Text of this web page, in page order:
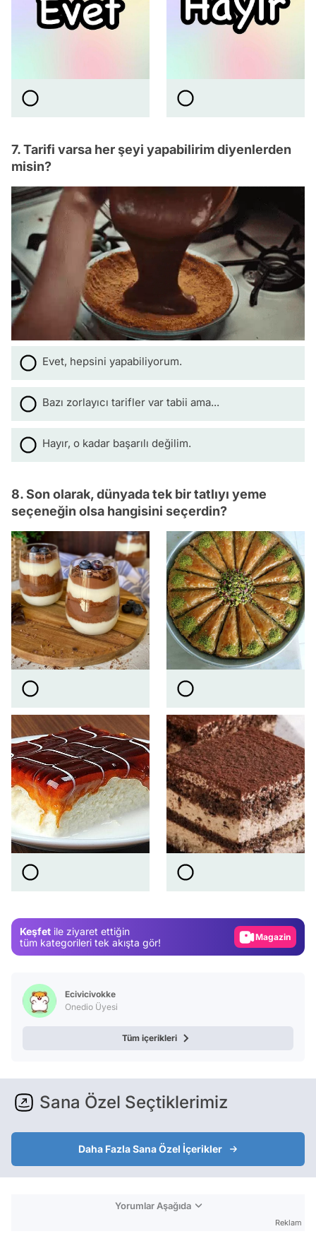
7. Tarifi varsa her şeyi yapabilirim diyenlerden
misin?
Evet, hepsini yapabiliyorum.
Bazı zorlayıcı tarifler var tabii ama...
Hayır, o kadar başarılı değilim.
8. Son olarak, dünyada tek bir tatlıyı yeme
seçeneğin olsa hangisini seçerdin?
Keşfet ile ziyaret ettiğin
tüm kategorileri tek akışta gör!
Test
Magazin
Ecivicivokke
Onedio Üyesi
Tüm içerikleri
Sana Özel Seçtiklerimiz
Daha Fazla Sana Özel İçerikler
Yorumlar Aşağıda
Reklam